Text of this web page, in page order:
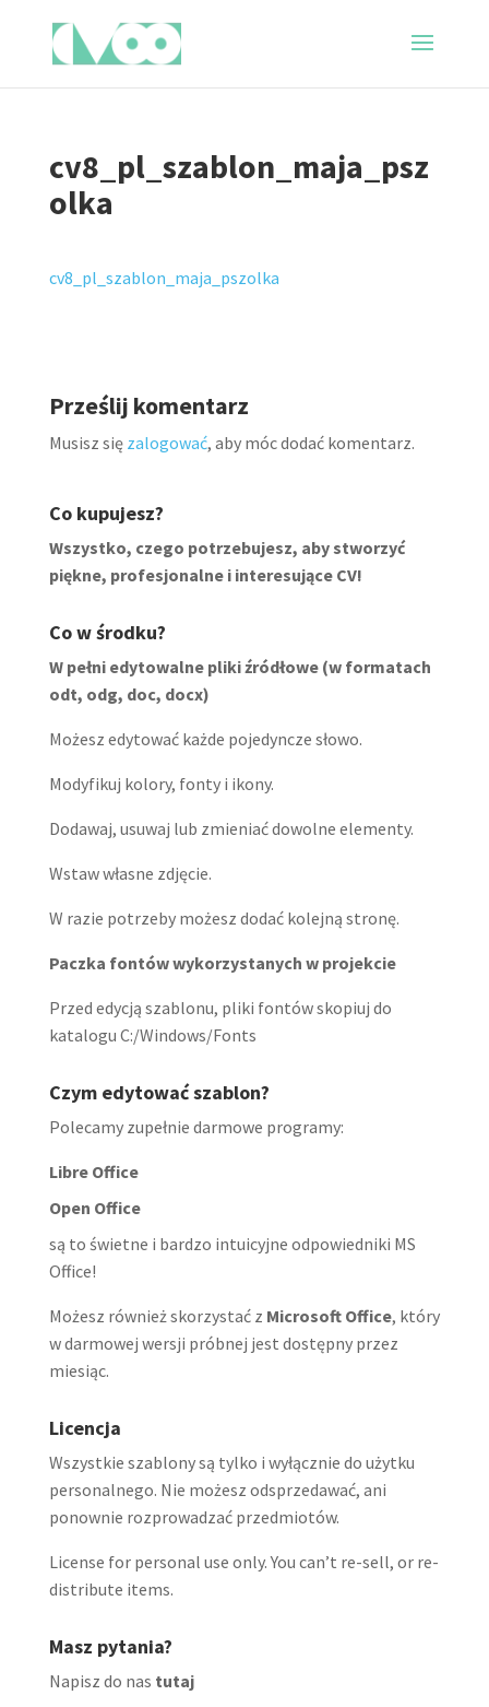
cv8_pl_szablon_maja_psz
olka
cv8_pl_szablon_maja_pszolka
Prześlij komentarz
Musisz się zalogować, aby móc dodać komentarz.
Co kupujesz?
Wszystko, czego potrzebujesz, aby stworzyć
piękne, profesjonalne i interesujące CV!
Co w środku?
W pełni edytowalne pliki źródłowe (w formatach
odt, odg, doc, docx)
Możesz edytować każde pojedyncze słowo.
Modyfikuj kolory, fonty i ikony.
Dodawaj, usuwaj lub zmieniać dowolne elementy.
Wstaw własne zdjęcie.
W razie potrzeby możesz dodać kolejną stronę.
Paczka fontów wykorzystanych w projekcie
Przed edycją szablonu, pliki fontów skopiuj do
katalogu C:/Windows/Fonts
Czym edytować szablon?
Polecamy zupełnie darmowe programy:
Libre Office
Open Office
są to świetne i bardzo intuicyjne odpowiedniki MS
Office!
Możesz również skorzystać z Microsoft Office, który
w darmowej wersji próbnej jest dostępny przez
miesiąc.
Licencja
Wszystkie szablony są tylko i wyłącznie do użytku
personalnego. Nie możesz odsprzedawać, ani
ponownie rozprowadzać przedmiotów.
License for personal use only. You can’t re-sell, or re-
distribute items.
Masz pytania?
Napisz do nas tutaj